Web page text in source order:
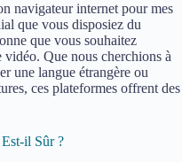
navigateur internet pour mes
que vous disposiez du
que vous souhaitez
vidéo. Que nous cherchions à
une langue étrangère ou
ces plateformes offrent des
il Sûr ?